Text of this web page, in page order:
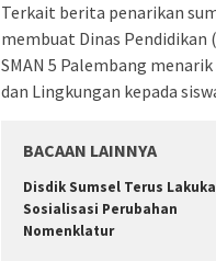
Terkait berita penarikan
membuat Dinas
SMAN 5 Palembang
dan Lingkungan kepada
BACAAN LAINNYA
Disdik Sumsel Terus
Sosialisasi Perubahan
Nomenklatur